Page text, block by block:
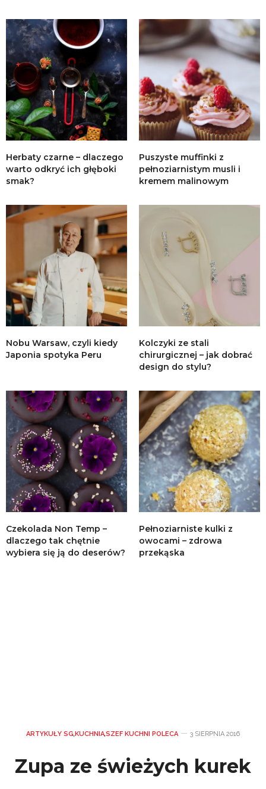
Herbaty czarne – dlaczego
warto odkryć ich głęboki
smak?
Puszyste muffinki z
pełnoziarnistym musli i
kremem malinowym
Nobu Warsaw, czyli kiedy
Japonia spotyka Peru
Kolczyki ze stali
chirurgicznej – jak dobrać
design do stylu?
Czekolada Non Temp –
dlaczego tak chętnie
wybiera się ją do deserów?
Pełnoziarniste kulki z
owocami – zdrowa
przekąska
ARTYKUŁY SG,KUCHNIA,SZEF KUCHNI POLECA 3 SIERPNIA 2016
Zupa ze świeżych kurek